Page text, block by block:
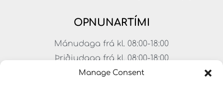
Manage Consent
OPNUNARTÍMI
Mánudaga frá kl. 08:00-18:00
Þriðjudaga frá kl. 08:00-18:00
Miðvikudaga frá kl. 08:00-18:00